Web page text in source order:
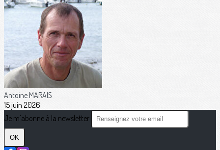
Antoine MARAIS
15 juin 2026
Je m'abonne à la newsletter
OK